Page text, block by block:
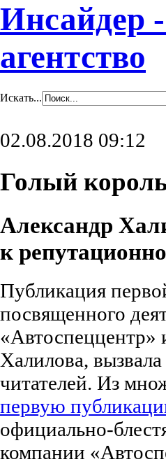
Инсайдер
агентство
Искать...
02.08.2018 09:12
Голый
Александр
к
Публикация
посвященного
«Автоспеццентр»
Халилова,
читателей. Из
первую
официально-
компании